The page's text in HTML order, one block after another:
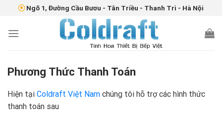
content
Ngõ 1, Đường Cầu Bươu - Tân Triều - Thanh Trì - Hà Nội
Phương Thức Thanh Toán
Hiện tại Coldraft Việt Nam chúng tôi hỗ trợ các hình thức
thanh toán sau